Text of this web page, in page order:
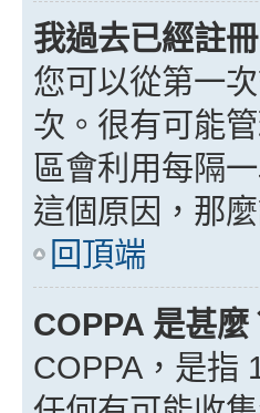
我過去已經註
您可以從第一
次。很有可能
區會利用每隔
這個原因，那
回頂端
COPPA 是甚麼
COPPA，是指